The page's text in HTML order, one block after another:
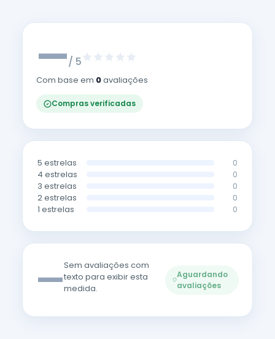
—/ 5
Com base em 0avaliações
Compras verificadas
5 estrelas 0
4 estrelas 0
3 estrelas 0
2 estrelas 0
1 estrelas 0
—Sem avaliações com
texto para exibir esta
medida.
Aguardando
avaliações